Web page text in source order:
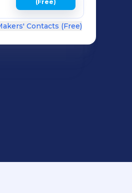
(Free)
Contacts (Free)